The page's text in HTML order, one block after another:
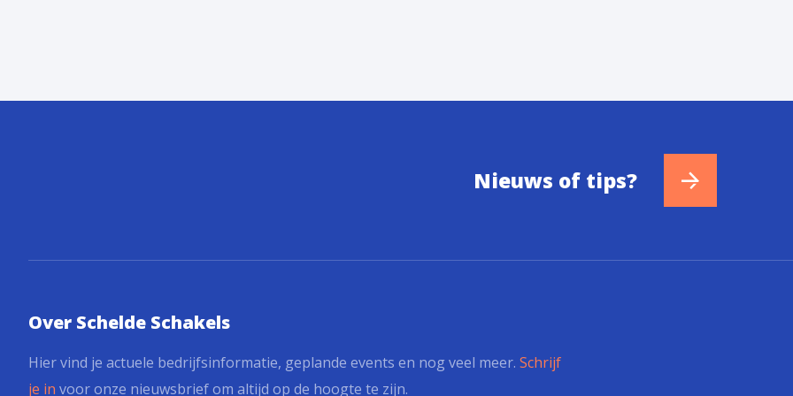
Nieuws of tips?
Over Schelde Schakels
Hier vind je actuele bedrijfsinformatie, geplande events en nog veel meer. Schrijf
je in voor onze nieuwsbrief om altijd op de hoogte te zijn.